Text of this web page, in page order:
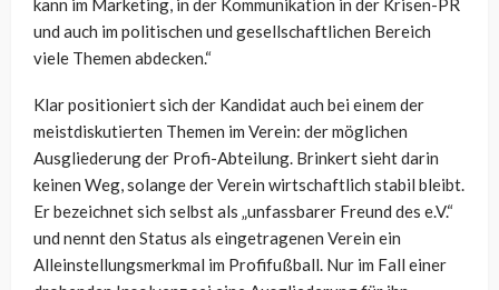
kann im Marketing, in der Kommunikation in der Krisen-PR
und auch im politischen und gesellschaftlichen Bereich
viele Themen abdecken.“
Klar positioniert sich der Kandidat auch bei einem der
meistdiskutierten Themen im Verein: der möglichen
Ausgliederung der Profi-Abteilung. Brinkert sieht darin
keinen Weg, solange der Verein wirtschaftlich stabil bleibt.
Er bezeichnet sich selbst als „unfassbarer Freund des e.V.“
und nennt den Status als eingetragenen Verein ein
Alleinstellungsmerkmal im Profifußball. Nur im Fall einer